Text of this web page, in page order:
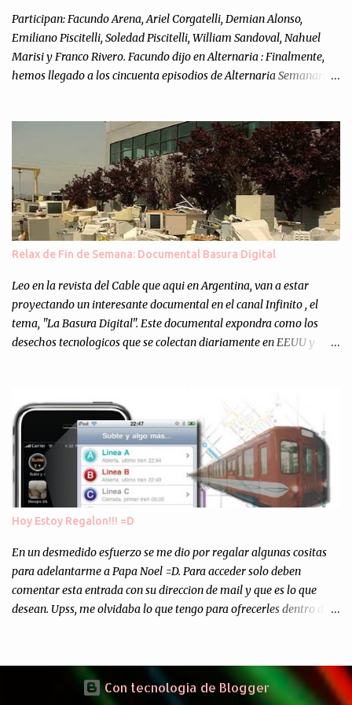
Participan: Facundo Arena, Ariel Corgatelli, Demian Alonso,
Emiliano Piscitelli, Soledad Piscitelli, William Sandoval, Nahuel
Marisi y Franco Rivero. Facundo dijo en Alternaria : Finalmente,
hemos llegado a los cincuenta episodios de Alternaria Semanario.
nuestra propia óptica: un punto de vista independiente e
informal.Para festejarlo, se nos ocurrió que estemos todos juntos; y
cuando digo "todos" me refiero a toda la gente que alguna vez
participó en el semanario como panelista, y a ustedes. Por eso se
nos ocurrió la idea de emitir video en vivo. La tarea no fué facil,
hubo que coordinar horarios, preparar el estudio, configurar
muchos programejos y hacer muchas pruebas. ¿El resultado?
Totalmente inesperado. Mas de 200 personas en vivo
escuchándonos y viendo como grabamos el semanario es, para mi
personalmente, un éxito y un logro sin precedentes. Sinceram...
Relax de Fin de Semana: Documental Basura Digital
Leo en la revista del Cable que aqui en Argentina, van a estar
proyectando un interesante documental en el canal Infinito , el
tema, "La Basura Digital". Este documental expondra como los
desechos tecnologicos que se colectan diariamente en EEUU y
Asi, todos los residuos sonincinerados produciendo lo que los
ambientalistas llaman "La Pesadilla de la Edad Cibernetica". La
transmision es el Domingo 2 de diciembre a las 21:00 hs. Me
parecio muy interesante, no creo que lo pueda ver por la hora, asi
que los comentarios los dejo en sus manos...
Hoy Estoy Regalon!!! =D
En un desmedido esfuerzo se me dio por regalar algunas cositas
para adelantarme a Papa Noel =D. Para acceder solo deben
comentar esta entrada con su direccion de mail y que es lo que
desean. Upss, me olvidaba lo que tengo para ofrecerles dentro de
del Sr. Angel Traversi de AMT Desarrollos * 7 Invitaciones para
Google Wave , si bien ya son muchas las que estan dando vueltas,
Con tecnología de Blogger